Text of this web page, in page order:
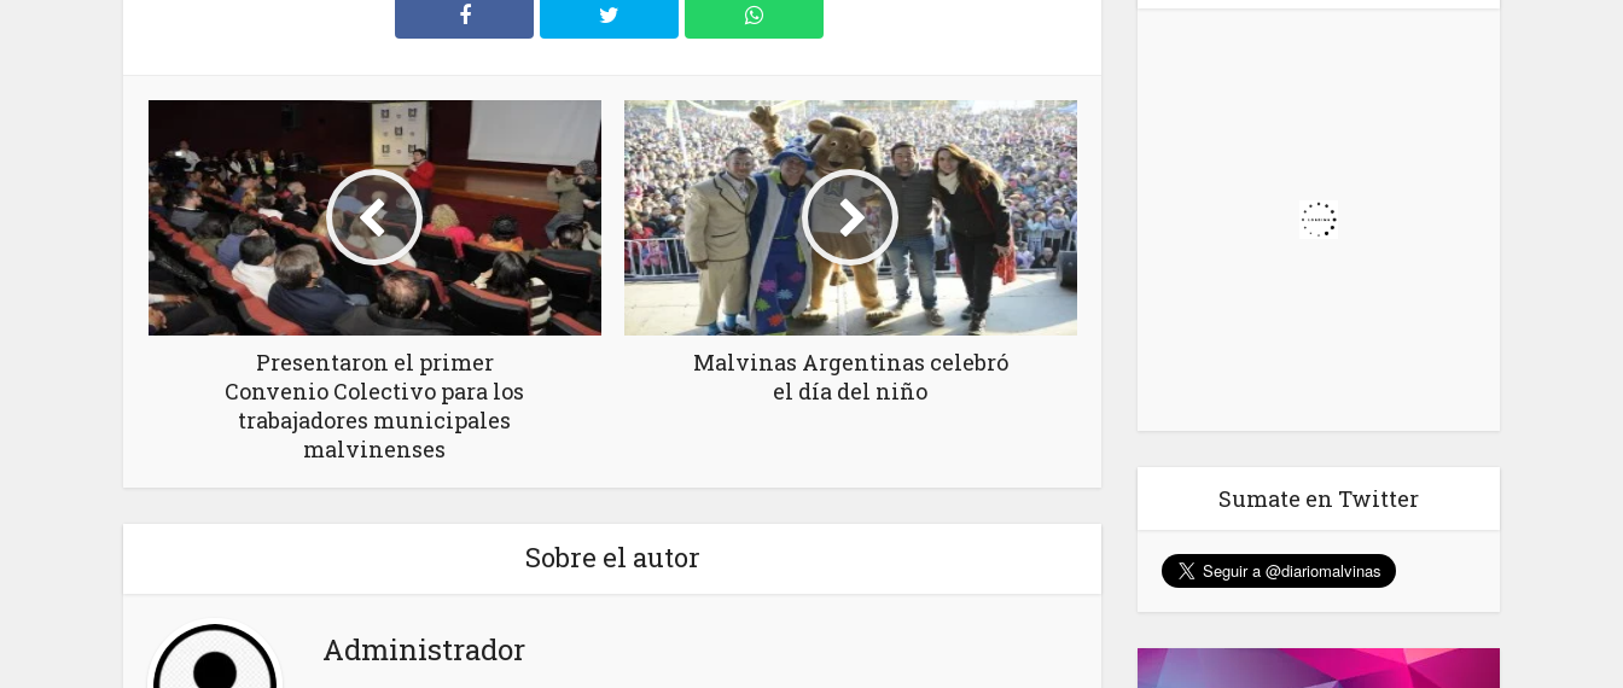
Presentaron el primer
Convenio Colectivo para los
trabajadores municipales
malvinenses
Malvinas Argentinas celebró
el día del niño
Sobre el autor
Administrador
Sumate en Twitter